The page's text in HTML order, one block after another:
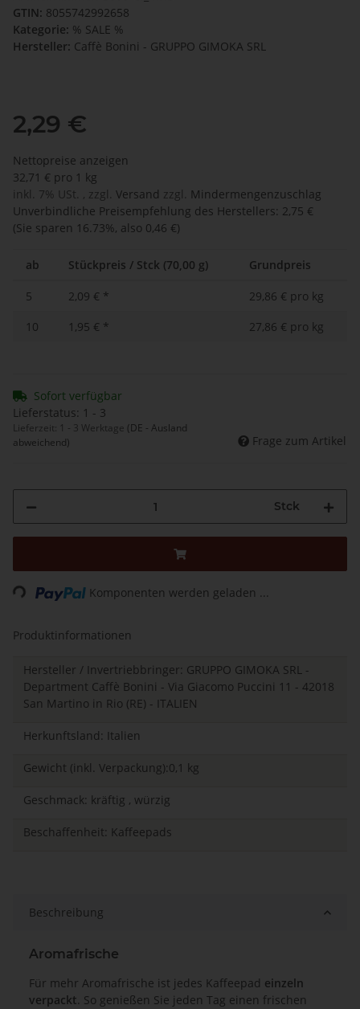
GTIN: 8055742992658
Kategorie: % SALE %
Hersteller: Caffè Bonini - GRUPPO GIMOKA SRL
2,29 €
Nettopreise anzeigen
32,71 € pro 1 kg
inkl. 7% USt. , zzgl. Versand zzgl.
Mindermengenzuschlag
Unverbindliche Preisempfehlung des Herstellers: 2,75 €
(Sie sparen 16.73%, also 0,46 €)
ab Stückpreis / Stck (70,00 g) Grundpreis
5 2,09 € *
29,86 € pro kg
10
1,95 € * 27,86 € pro kg
Sofort verfügbar
Lieferstatus: 1 - 3
Lieferzeit: 1 - 3 Werktage (DE - Ausland
abweichend)
Frage zum Artikel
Stck
Loading... Komponenten werden geladen ...
Produktinformationen
Hersteller / Invertriebbringer: GRUPPO GIMOKA SRL -
Department Caffè Bonini - Via Giacomo Puccini 11 - 42018
San Martino in Rio (RE) - ITALIEN
Herkunftsland: Italien
Gewicht (inkl. Verpackung):0,1 kg
Geschmack: kräftig , würzig
Beschaffenheit: Kaffeepads
Beschreibung
Aromafrische
Für mehr Aromafrische ist jedes Kaffeepad einzeln
verpackt. So genießen Sie jeden Tag einen frischen